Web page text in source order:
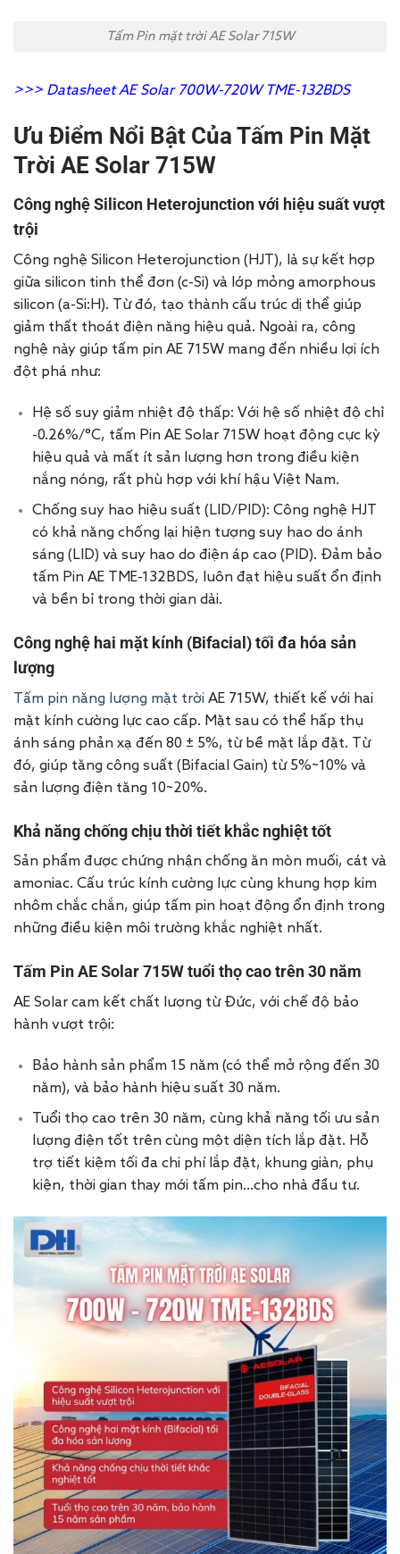
Tấm Pin mặt trời AE Solar 715W
>>> Datasheet AE Solar 700W-720W TME-132BDS
Ưu Điểm Nổi Bật Của Tấm Pin Mặt
Trời AE Solar 715W
Công nghệ Silicon Heterojunction với hiệu suất vượt
trội
Công nghệ Silicon Heterojunction (HJT), là sự kết hợp
giữa silicon tinh thể đơn (c-Si) và lớp mỏng amorphous
silicon (a-Si:H). Từ đó, tạo thành cấu trúc dị thể giúp
giảm thất thoát điện năng hiệu quả. Ngoài ra, công
nghệ này giúp tấm pin AE 715W mang đến nhiều lợi ích
đột phá như:
Hệ số suy giảm nhiệt độ thấp: Với hệ số nhiệt độ chỉ
-0.26%/°C, tấm Pin AE Solar 715W hoạt động cực kỳ
hiệu quả và mất ít sản lượng hơn trong điều kiện
nắng nóng, rất phù hợp với khí hậu Việt Nam.
Chống suy hao hiệu suất (LID/PID): Công nghệ HJT
có khả năng chống lại hiện tượng suy hao do ánh
sáng (LID) và suy hao do điện áp cao (PID). Đảm bảo
tấm Pin AE TME-132BDS, luôn đạt hiệu suất ổn định
và bền bỉ trong thời gian dài.
Công nghệ hai mặt kính (Bifacial) tối đa hóa sản
lượng
Tấm pin năng lượng mặt trời AE 715W, thiết kế với hai
mặt kính cường lực cao cấp. Mặt sau có thể hấp thụ
ánh sáng phản xạ đến 80 ± 5%, từ bề mặt lắp đặt. Từ
đó, giúp tăng công suất (Bifacial Gain) từ 5%~10% và
sản lượng điện tăng 10~20%.
Khả năng chống chịu thời tiết khắc nghiệt tốt
Sản phẩm được chứng nhận chống ăn mòn muối, cát và
amoniac. Cấu trúc kính cường lực cùng khung hợp kim
nhôm chắc chắn, giúp tấm pin hoạt động ổn định trong
những điều kiện môi trường khắc nghiệt nhất.
Tấm Pin AE Solar 715W tuổi thọ cao trên 30 năm
AE Solar cam kết chất lượng từ Đức, với chế độ bảo
hành vượt trội:
Bảo hành sản phẩm 15 năm (có thể mở rộng đến 30
năm), và bảo hành hiệu suất 30 năm.
Tuổi thọ cao trên 30 năm, cùng khả năng tối ưu sản
lượng điện tốt trên cùng một diện tích lắp đặt. Hỗ
trợ tiết kiệm tối đa chi phí lắp đặt, khung giàn, phụ
kiện, thời gian thay mới tấm pin…cho nhà đầu tư.